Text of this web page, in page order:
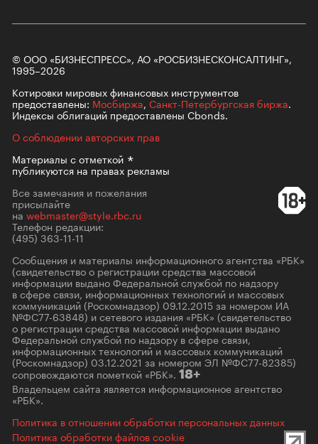
© ООО «БИЗНЕСПРЕСС», АО «РОСБИЗНЕСКОНСАЛТИНГ»,
1995–2026
Котировки мировых финансовых инструментов
предоставлены: Мосбиржа, Санкт-Петербургская биржа.
Индексы облигаций предоставлены Cbonds.
О соблюдении авторских прав
Материалы сотметкой
публикуются на правах рекламы
Все замечания и пожелания
присылайте
на webmaster@style.rbc.ru
Телефон редакции:
(495) 363-11-11
Сообщения и материалы информационного агентства «РБК»
(свидетельство о регистрации средства массовой
информации выдано Федеральной службой по надзору
в сфере связи, информационных технологий и массовых
коммуникаций (Роскомнадзор) 09.12.2015 за номером ИА
№ФС77-63848) и сетевого издания «РБК» (свидетельство
о регистрации средства массовой информации выдано
Федеральной службой по надзору в сфере связи,
информационных технологий и массовых коммуникаций
(Роскомнадзор) 03.12.2021 за номером ЭЛ №ФС77-82385)
сопровождаются пометкой «РБК». 18+
Владельцем сайта является информационное агентство
«РБК».
Политика в отношении обработки персональных данных
Политика обработки файлов cookie